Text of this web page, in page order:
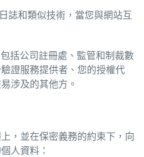
誌和類似技術，當您與網站互
括公司註冊處、監管和制裁數
證服務提供者、您的授權代
涉及的其他方。
，並在保密義務的約束下，向
人資料：